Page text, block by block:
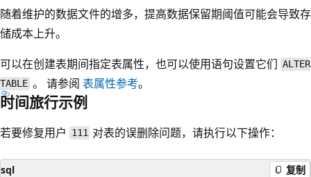
随着维护的数据文件的增多，提高数据保留期阈值可能会导致存
储成本上升。
可以在创建表期间指定表属性，也可以使用语句设置它们 ALTER
TABLE 。 请参阅 表属性参考。
时间旅行示例
若要修复用户 111 对表的误删除问题，请执行以下操作：
sql 复制